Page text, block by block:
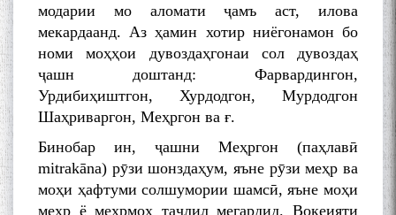
модарии мо аломати ҷамъ аст, илова
мекардаанд. Аз ҳамин хотир ниёгонамон бо
номи моҳҳои дувоздаҳгонаи сол дувоздаҳ
ҷашн доштанд: Фарвардингон,
Урдибиҳиштгон, Хурдодгон, Мурдодгон
Шаҳриваргон, Меҳргон ва ғ.
Бинобар ин, ҷашни Меҳргон (паҳлавӣ
mitrakāna) рӯзи шонздаҳум, яъне рӯзи меҳр ва
моҳи ҳафтуми солшумории шамсӣ, яъне моҳи
меҳр ё меҳрмоҳ таҷлил мегардид. Воқеияти